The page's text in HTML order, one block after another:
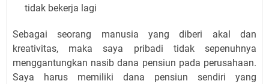
tidak bekerja lagi
Sebagai seorang manusia yang diberi akal dan
kreativitas, maka saya pribadi tidak sepenuhnya
menggantungkan nasib dana pensiun pada perusahaan.
Saya harus memiliki dana pensiun sendiri yang